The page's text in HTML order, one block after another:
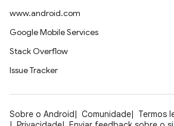
www.android.com
Google Mobile Services
Stack Overflow
Issue Tracker
Sobre o Android Comunidade Termos